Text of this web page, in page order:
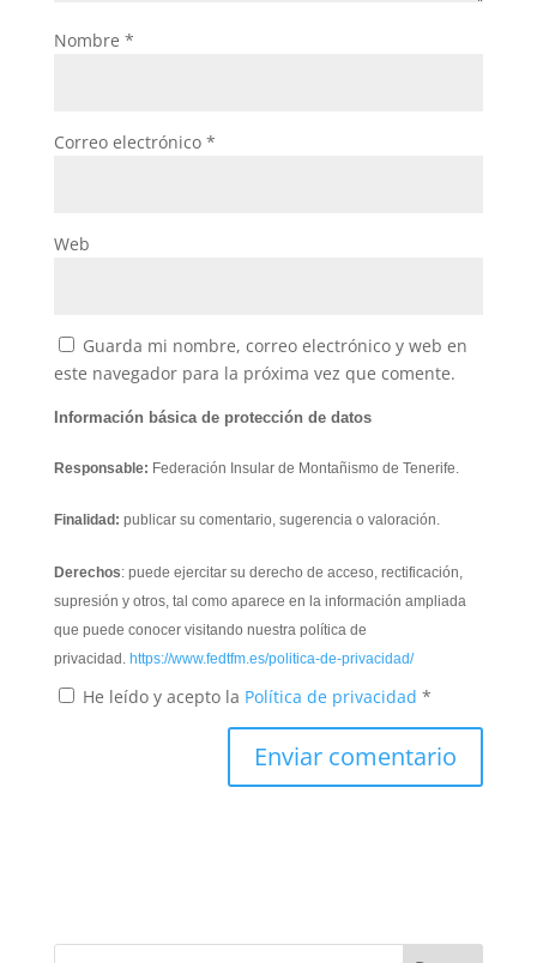
Nombre *
Correo electrónico *
Web
Guarda mi nombre, correo electrónico y web en
este navegador para la próxima vez que comente.
Información básica de protección de datos
Responsable: Federación Insular de Montañismo de Tenerife.
Finalidad: publicar su comentario, sugerencia o valoración.
Derechos: puede ejercitar su derecho de acceso, rectificación,
supresión y otros, tal como aparece en la información ampliada
que puede conocer visitando nuestra política de
privacidad. https://www.fedtfm.es/politica-de-privacidad/
He leído y acepto la Política de privacidad *